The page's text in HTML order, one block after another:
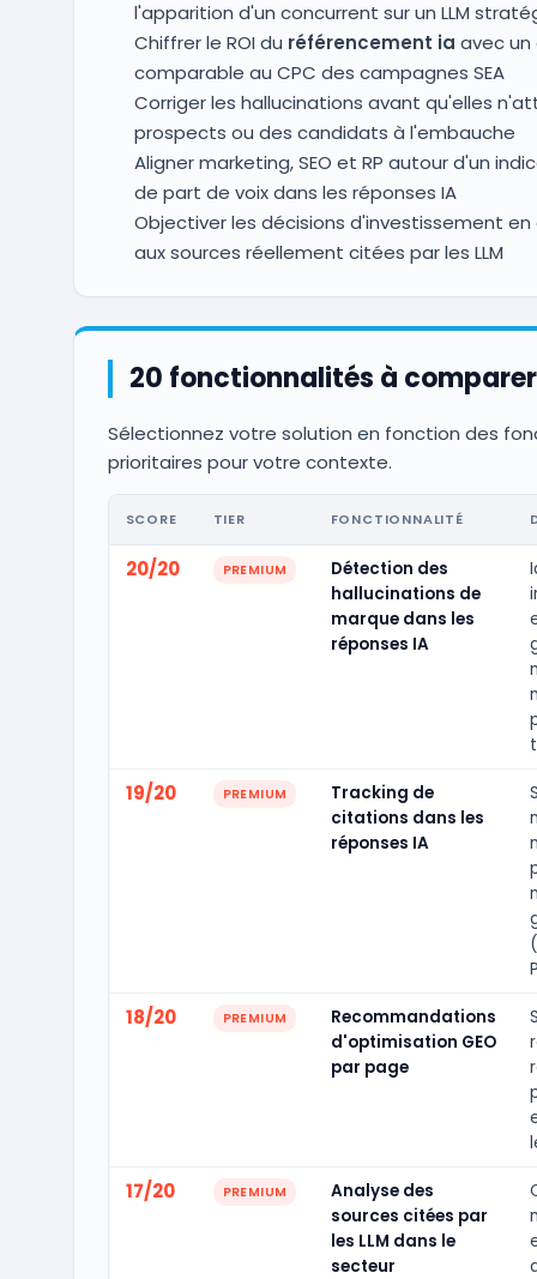
l'apparition d'un concurrent sur un LLM
Chiffrer le ROI du référencement ia avec
comparable au CPC des campagnes SEA
Corriger les hallucinations avant qu'elles
prospects ou des candidats à l'embauche
Aligner marketing, SEO et RP autour d'un
de part de voix dans les réponses IA
Objectiver les décisions d'investissement
aux sources réellement citées par les LLM
20 fonctionnalités à comparer
Sélectionnez votre solution en fonction des
prioritaires pour votre contexte.
SCORE TIER FONCTIONNALITÉ
20/20 PREMIUM
Détection des
hallucinations de
marque dans les
réponses IA
19/20 PREMIUM
Tracking de
citations dans les
réponses IA
18/20 PREMIUM
Recommandations
d'optimisation GEO
par page
17/20 PREMIUM
Analyse des
sources citées par
les LLM dans le
secteur